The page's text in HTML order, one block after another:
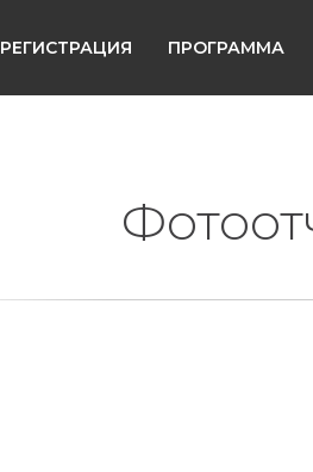
РЕГИСТРАЦИЯ ПРОГРАММА